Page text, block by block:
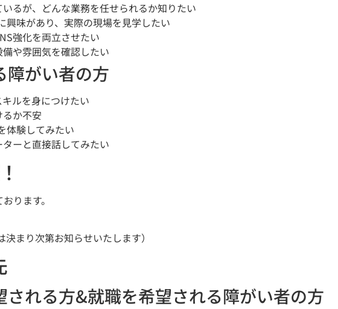
るが、どんな業務を任せられるか知りたい
興味があり、実際の現場を見学したい
強化を両立させたい
や雰囲気を確認したい
障がい者の方
ルを身につけたい
か不安
体験してみたい
ーと直接話してみたい
ります。
まり次第お知らせいたします）
される方&就職を希望される障がい者の方